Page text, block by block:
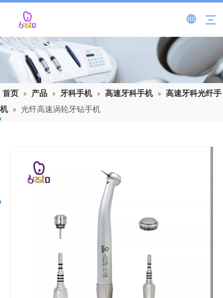
首页 » 产品 » 牙科手机 » 高速牙科手机 »
高速牙科光纤手
机
» 光纤高速涡轮牙钻手机